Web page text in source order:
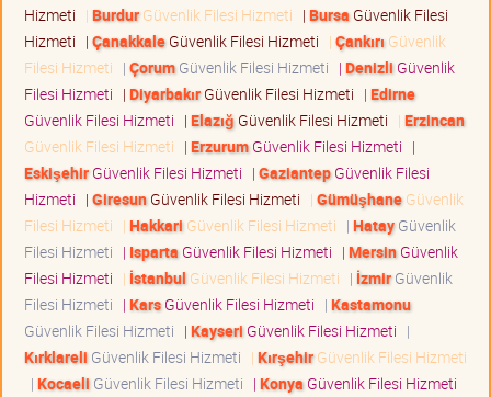
Hizmeti | BurdurGüvenlik Filesi Hizmeti | Bursa Güvenlik Filesi
Hizmeti | ÇanakkaleGüvenlik Filesi Hizmeti | Çankırı Güvenlik
Filesi Hizmeti | ÇorumGüvenlik Filesi Hizmeti | Denizli Güvenlik
Filesi Hizmeti | DiyarbakırGüvenlik Filesi Hizmeti | Edirne
Güvenlik Filesi Hizmeti | Elazığ Güvenlik Filesi Hizmeti | Erzincan
Güvenlik Filesi Hizmeti | ErzurumGüvenlik Filesi Hizmeti |
EskişehirGüvenlik Filesi Hizmeti | GaziantepGüvenlik Filesi
Hizmeti | GiresunGüvenlik Filesi Hizmeti | GümüşhaneGüvenlik
Filesi Hizmeti | Hakkari Güvenlik Filesi Hizmeti | HatayGüvenlik
Filesi Hizmeti | Isparta Güvenlik Filesi Hizmeti | MersinGüvenlik
Filesi Hizmeti | İstanbul Güvenlik Filesi Hizmeti | İzmirGüvenlik
Filesi Hizmeti | KarsGüvenlik Filesi Hizmeti | Kastamonu
Güvenlik Filesi Hizmeti | Kayseri Güvenlik Filesi Hizmeti |
Kırklareli Güvenlik Filesi Hizmeti | KırşehirGüvenlik Filesi Hizmeti
| Kocaeli Güvenlik Filesi Hizmeti | Konya Güvenlik Filesi Hizmeti